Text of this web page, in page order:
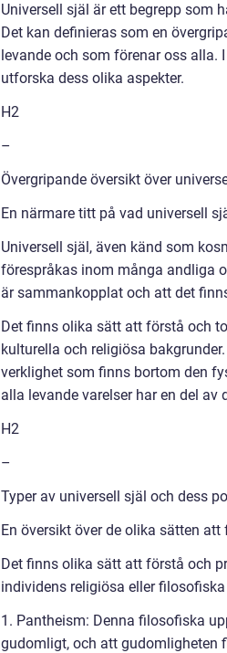
Universell själ är ett begrepp som
Det kan definieras som en
levande och som förenar oss alla.
utforska dess olika aspekter.
H2
–
Övergripande översikt över
En närmare titt på vad universell
Universell själ, även känd som
förespråkas inom många andliga
är sammankopplat och att det
Det finns olika sätt att förstå och
kulturella och religiösa
verklighet som finns bortom den
alla levande varelser har en del
H2
–
Typer av universell själ och dess
En översikt över de olika sätten
Det finns olika sätt att förstå och
individens religiösa eller
1. Pantheism: Denna filosofiska
gudomligt, och att gudomligheten